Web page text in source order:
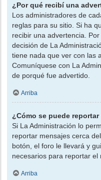
¿Por qué recibí una
Los administradores de
reglas para su sitio. Si ha
recibir una advertencia.
decisión de La
tiene nada que ver con las
Comuníquese con La
de porqué fue advertido.
Arriba
¿Cómo se puede
Si La Administración lo
reportar mensajes cerca
botón, el foro le llevará y
necesarios para reportar el
Arriba